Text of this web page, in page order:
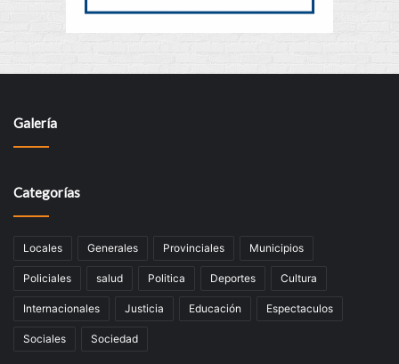
Galería
Categorías
Locales Generales Provinciales Municipios
Policiales salud Politica Deportes Cultura
Internacionales Justicia Educación Espectaculos
Sociales Sociedad